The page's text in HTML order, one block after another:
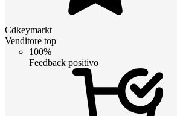
Cdkeymarkt
Venditore top
100%
Feedback positivo